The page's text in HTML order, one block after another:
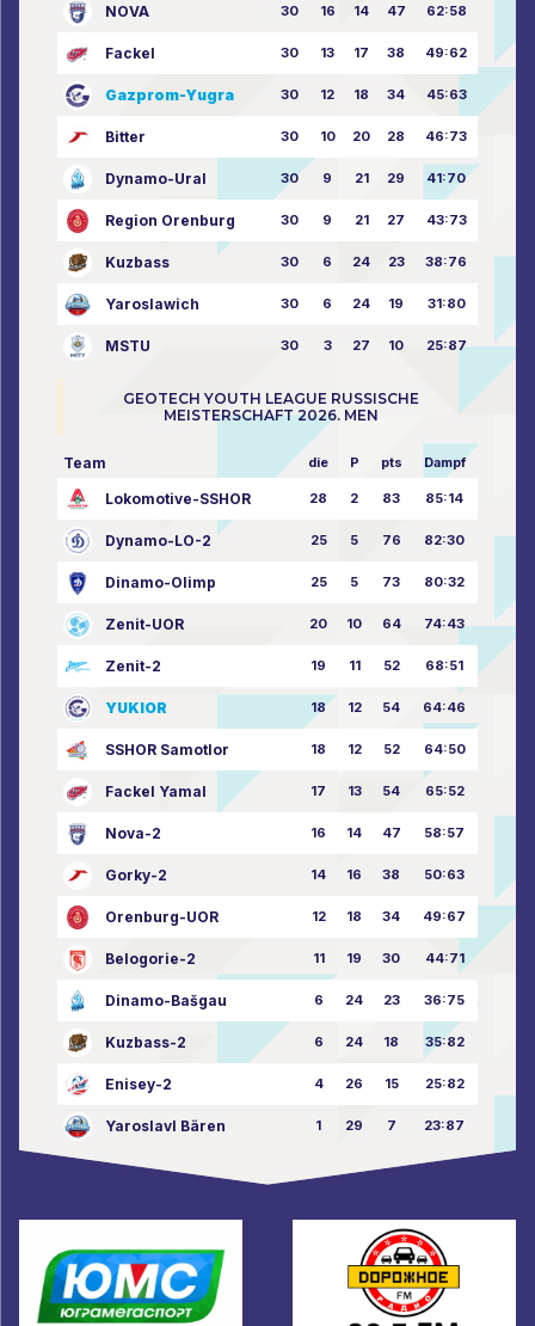
NOVA 30 16 14 47 62:58
Fackel 30 13 17 38 49:62
Gazprom-Yugra 30 12 18 34 45:63
Bitter 30 10 20 28 46:73
Dynamo-Ural 30 9 21 29 41:70
Region Orenburg 30 9 21 27 43:73
Kuzbass 30 6 24 23 38:76
Yaroslawich 30 6 24 19 31:80
MSTU 30 3 27 10 25:87
GEOTECH YOUTH LEAGUE RUSSISCHE
MEISTERSCHAFT 2026. MEN
Team die P pts Dampf
Lokomotive-SSHOR 28 2 83 85:14
Dynamo-LO-2 25 5 76 82:30
Dinamo-Olimp 25 5 73 80:32
Zenit-UOR 20 10 64 74:43
Zenit-2 19 11 52 68:51
YUKIOR 18 12 54 64:46
SSHOR Samotlor 18 12 52 64:50
Fackel Yamal 17 13 54 65:52
Nova-2 16 14 47 58:57
Gorky-2 14 16 38 50:63
Orenburg-UOR 12 18 34 49:67
Belogorie-2 11 19 30 44:71
Dinamo-Bašgau 6 24 23 36:75
Kuzbass-2 6 24 18 35:82
Enisey-2 4 26 15 25:82
Yaroslavl Bären 1 29 7 23:87